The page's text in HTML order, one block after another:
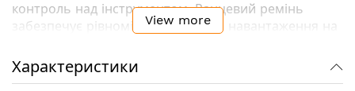
контроль над інструментом. Ранцевий ремінь
забезпечує
рівномірний розподіл навантаження на
стомлюваності при тривалій роботі. Напівпрозорий
паливний бак
View more
Характеристики